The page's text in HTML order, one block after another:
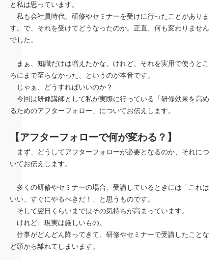
と私は思っています。
私も会社員時代、研修やセミナーを受けに行ったことがありま
す。で、それを受けてどうなったのか。正直、何も変わりません
でした。
まぁ、知識だけは増えたかな。けれど、それを実用で使うとこ
ろにまで至らなかった、というのが本音です。
じゃぁ、どうすればいいのか？
今回は研修講師として私が実際に行っている「研修効果を高め
るためのアフターフォロー」についてお伝えします。
【アフターフォローで何が変わる？】
まず、どうしてアフターフォローが必要となるのか、それにつ
いてお伝えします。
多くの研修やセミナーの場合、受講しているときには「これは
いい、すぐにやるべきだ！」と思うものです。
そして翌日くらいまではその気持ちが高まっています。
けれど、現実は厳しいもの。
仕事がどんどん降ってきて、研修やセミナーで受講したことな
ど頭から離れてしまいます。